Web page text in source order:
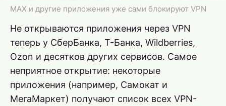
MAX и другие приложения уже сами блокируют VPN
Не открываются приложения через VPN
теперь у СберБанка, Т-Банка, Wildberries,
Ozon и десятков других сервисов. Самое
неприятное открытие: некоторые
приложения (например, Самокат и
МегаМаркет) получают список всех VPN-